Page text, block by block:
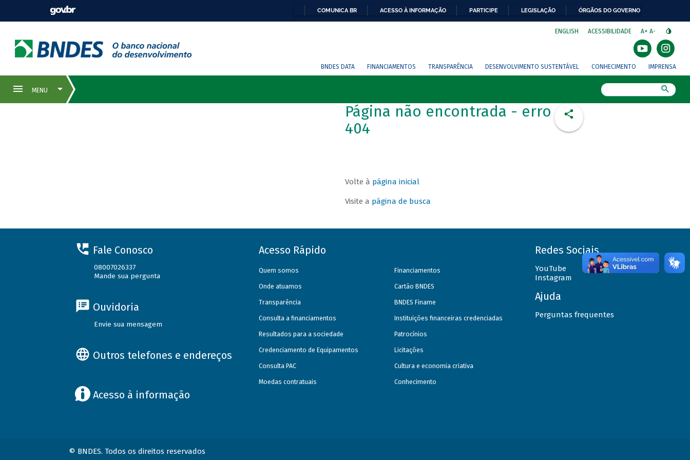
COMUNICA BR ACESSO À INFORMAÇÃO PARTICIPE LEGISLAÇÃO ÓRGÃOS DO GOVERNO
ENGLISH ACESSIBILIDADE A+ A-
BNDES DATA FINANCIAMENTOS TRANSPARÊNCIA DESENVOLVIMENTO SUSTENTÁVEL CONHECIMENTO IMPRENSA
Página não encontrada - erro
404
Volte à página inicial
Visite a página de busca
Fale Conosco
08007026337
Mande sua pergunta
Ouvidoria
Envie sua mensagem
Outros telefones e endereços
Acesso à informação
Acesso Rápido
Quem somos
Onde atuamos
Transparência
Consulta a financiamentos
Resultados para a sociedade
Credenciamento de Equipamentos
Consulta PAC
Moedas contratuais
Financiamentos
Cartão BNDES
BNDES Finame
Instituições financeiras credenciadas
Patrocínios
Licitações
Cultura e economia criativa
Conhecimento
Redes Sociais
YouTube
Instagram
Ajuda
Perguntas frequentes
© BNDES. Todos os direitos reservados